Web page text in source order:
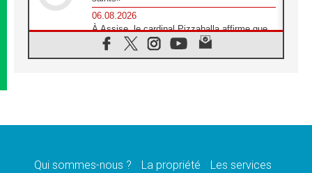
06.08.2026
À Assise, le cardinal Pizzaballa affirme que
«les chrétiens veulent la paix»
06.08.2026
message de paix et de dignité humaine»
Qui sommes-nous ? La propriété Les services